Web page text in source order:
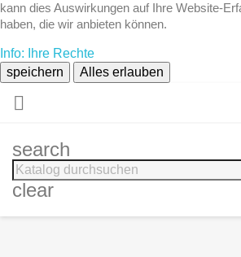
kann dies Auswirkungen auf Ihre Website-
haben, die wir anbieten können.
Info: Ihre Rechte
speichern
Alles erlauben

search
clear